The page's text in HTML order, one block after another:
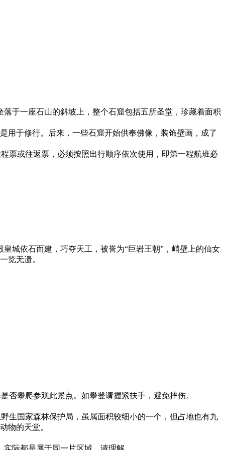
于一座石山的斜坡上，整个石窟包括五所圣堂，珍藏着面积
用于修行。后来，一些石窟开始供奉佛像，装饰壁画，成了
票或往返票，必须按照出行顺序依次使用，即第一程航班必
城依石而建，巧夺天工，被誉为“巨岩王朝”，峭壁上的仙女
览无遗。
否攀爬参观此景点。如攀登请握紧扶手，避免摔伤。
生国家森林保护局，虽属面积较细小的一个，但占地也有九
物的天堂。
际都是属于同一片区域，请理解。